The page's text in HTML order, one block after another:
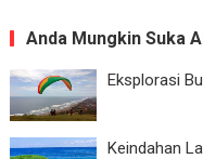
Anda Mungkin Suka
Eksplorasi
Keindahan